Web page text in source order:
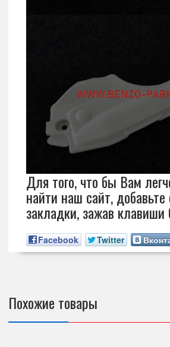
Для того, что бы Вам
найти наш сайт, добавьте
закладки, зажав
Facebook Twitter
Похожие товары